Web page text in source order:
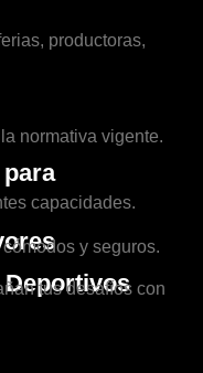
productoras,
normativa vigente.
capacidades.
y seguros.
Deportivos
tus desafíos con